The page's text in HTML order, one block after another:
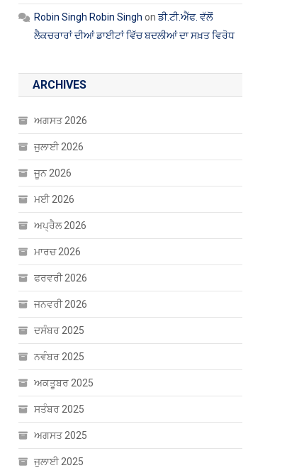
Robin Singh Robin Singh onਡੀ.ਟੀ.ਐੱਫ. ਵੱਲੋਂ
ਲੈਕਚਰਾਰਾਂ ਦੀਆਂ ਡਾਈਟਾਂ ਵਿੱਚ ਬਦਲੀਆਂ ਦਾ ਸਖ਼ਤ ਵਿਰੋਧ
ARCHIVES
ਅਗਸਤ 2026
ਜੁਲਾਈ 2026
ਜੂਨ 2026
ਮਈ 2026
ਅਪ੍ਰੈਲ 2026
ਮਾਰਚ 2026
ਫਰਵਰੀ 2026
ਜਨਵਰੀ 2026
ਦਸੰਬਰ 2025
ਨਵੰਬਰ 2025
ਅਕਤੂਬਰ 2025
ਸਤੰਬਰ 2025
ਅਗਸਤ 2025
ਜੁਲਾਈ 2025